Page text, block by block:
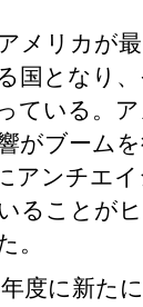
メリカが
国となり
ている。
がブーム
アンチエ
ることが
。
度に新た